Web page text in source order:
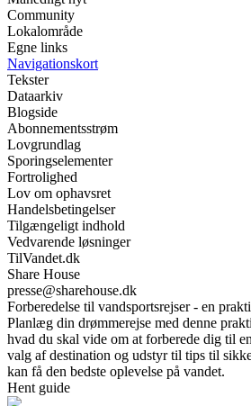
Community
Lokalområde
Egne links
Navigationskort
Tekster
Dataarkiv
Blogside
Abonnementsstrøm
Lovgrundlag
Sporingselementer
Fortrolighed
Lov om ophavsret
Handelsbetingelser
Tilgængeligt indhold
Vedvarende løsninger
TilVandet.dk
Share House
presse@sharehouse.dk
Forberedelse til vandsportsrejser - en
Planlæg din drømmerejse med denne
hvad du skal vide om at forberede dig til
valg af destination og udstyr til tips til
kan få den bedste oplevelse på vandet.
Hent guide